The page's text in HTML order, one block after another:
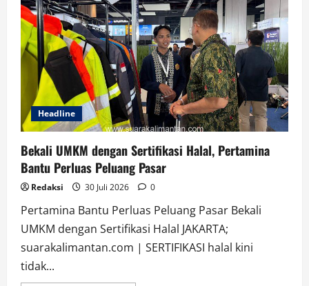
Memicu
Perdebatan,
P3HI
Tolak
Pembentukan
Dewan
Advokat
Nasional
Headline
Bekali UMKM dengan Sertifikasi Halal, Pertamina
Bantu Perluas Peluang Pasar
Redaksi 30 Juli 2026 0
Pertamina Bantu Perluas Peluang Pasar Bekali
UMKM dengan Sertifikasi Halal JAKARTA;
suarakalimantan.com | SERTIFIKASI halal kini
tidak...